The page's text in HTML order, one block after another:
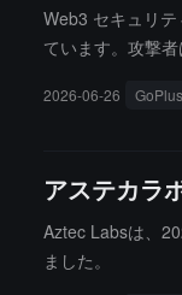
Web3 セキュリ
ています。攻撃
ントラクトに対
2026-06-26 GoPlus
アステカラ
Aztec Labsは、
ました。